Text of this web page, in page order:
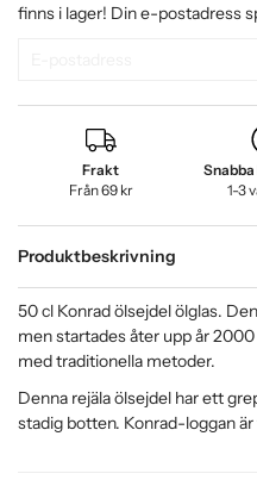
finns i lager! Din e-postadress
Frakt
Från 69 kr
1-3
Produktbeskrivning
50 cl Konrad ölsejdel ölglas.
men startades åter upp år
med traditionella metoder.
Denna rejäla ölsejdel har ett
stadig botten. Konrad-loggan